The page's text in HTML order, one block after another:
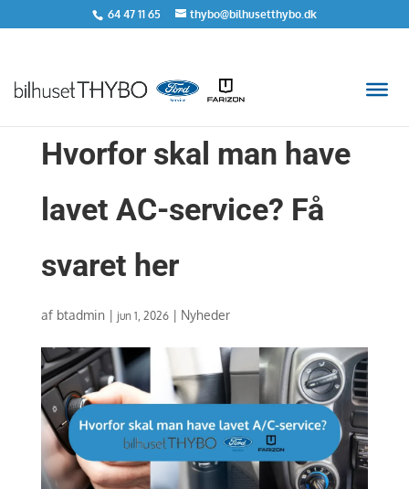
64 47 11 65 thybo@bilhusetthybo.dk
Hvorfor skal man have
lavet AC-service? Få
svaret her
af btadmin| jun 1, 2026| Nyheder